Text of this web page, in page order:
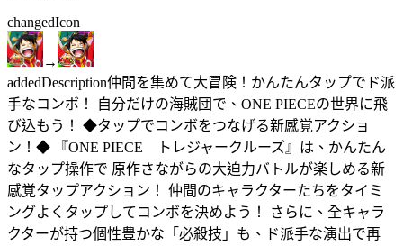
changedIcon
→
addedDescription仲間を集めて大冒険！かんたんタップでド派
手なコンボ！ 自分だけの海賊団で、ONE PIECEの世界に飛
び込もう！ ◆タップでコンボをつなげる新感覚アクショ
ン！◆ 『ONE PIECE トレジャークルーズ』は、かんたん
なタップ操作で 原作さながらの大迫力バトルが楽しめる新
感覚タップアクション！ 仲間のキャラクターたちをタイミ
ングよくタップしてコンボを決めよう！ さらに、全キャラ
クターが持つ個性豊かな「必殺技」も、ド派手な演出で再